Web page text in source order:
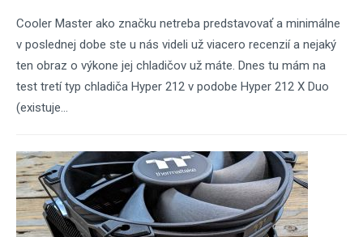
Cooler Master ako značku netreba predstavovať a minimálne
v poslednej dobe ste u nás videli už viacero recenzií a nejaký
ten obraz o výkone jej chladičov už máte. Dnes tu mám na
test tretí typ chladiča Hyper 212 v podobe Hyper 212 X Duo
(existuje...